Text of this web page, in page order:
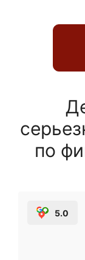
по
5.0